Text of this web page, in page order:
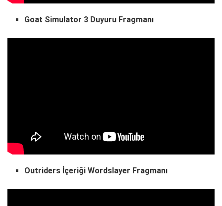
Goat Simulator 3 Duyuru Fragmanı
Outriders İçeriği Wordslayer Fragmanı